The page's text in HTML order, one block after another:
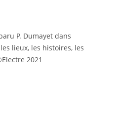
P. Dumayet dans
lieux, les histoires, les
2021